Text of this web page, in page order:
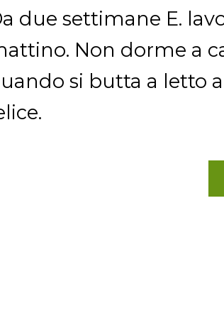
due settimane E.
Non dorme a
si butta a letto